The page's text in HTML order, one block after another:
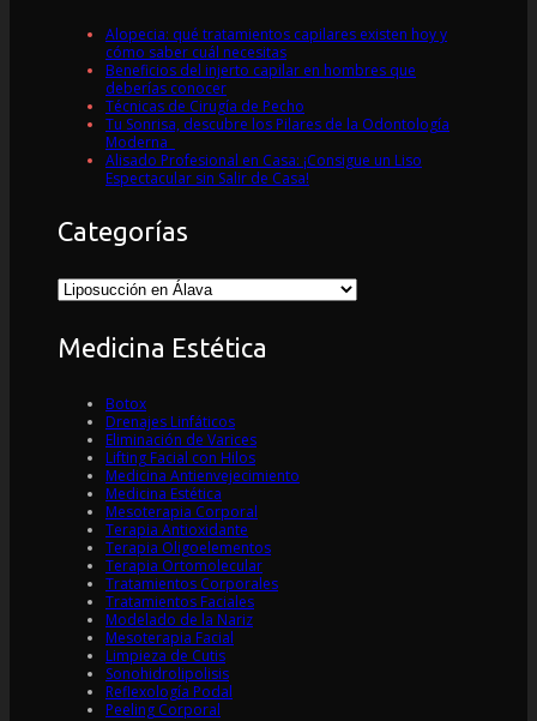
Alopecia: qué tratamientos capilares existen hoy y
cómo saber cuál necesitas
Beneficios del injerto capilar en hombres que
deberías conocer
Técnicas de Cirugía de Pecho
Tu Sonrisa, descubre los Pilares de la Odontología
Moderna
Alisado Profesional en Casa: ¡Consigue un Liso
Espectacular sin Salir de Casa!
Categorías
Categorías
Medicina Estética
Botox
Drenajes Linfáticos
Eliminación de Varices
Lifting Facial con Hilos
Medicina Antienvejecimiento
Medicina Estética
Mesoterapia Corporal
Terapia Antioxidante
Terapia Oligoelementos
Terapia Ortomolecular
Tratamientos Corporales
Tratamientos Faciales
Modelado de la Nariz
Mesoterapia Facial
Limpieza de Cutis
Sonohidrolipolisis
Reflexología Podal
Peeling Corporal